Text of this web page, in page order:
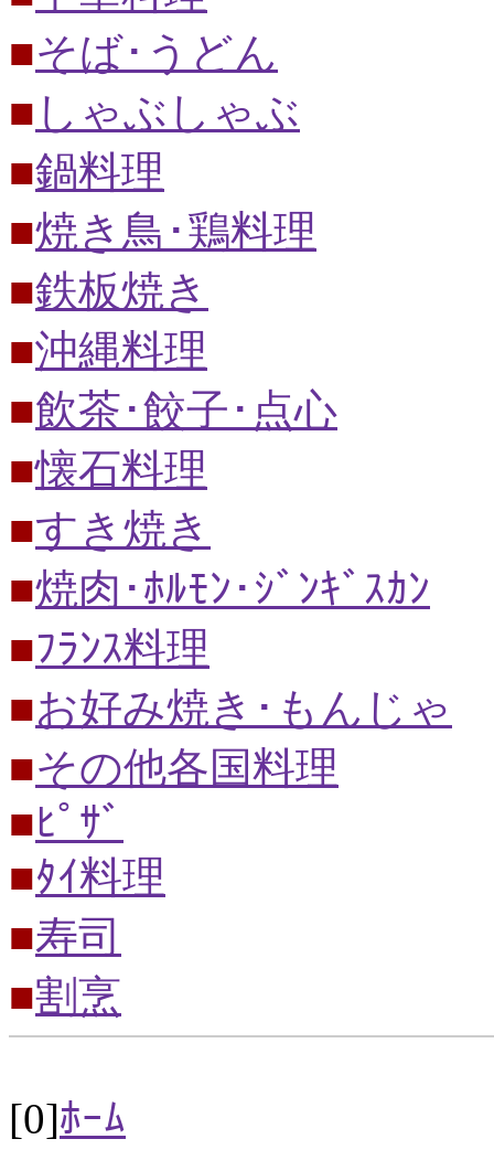
■そば･うどん
■ しゃぶしゃぶ
■鍋料理
■焼き鳥･鶏料理
■鉄板焼き
■沖縄料理
■飲茶･餃子･点心
■懐石料理
■すき焼き
■焼肉･ﾎﾙﾓﾝ･ｼﾞﾝｷﾞｽｶﾝ
■ﾌﾗﾝｽ料理
■お好み焼き･もんじゃ
■その他各国料理
■ﾋﾟｻﾞ
■ﾀｲ料理
■寿司
■割烹
[0]ﾎｰﾑ